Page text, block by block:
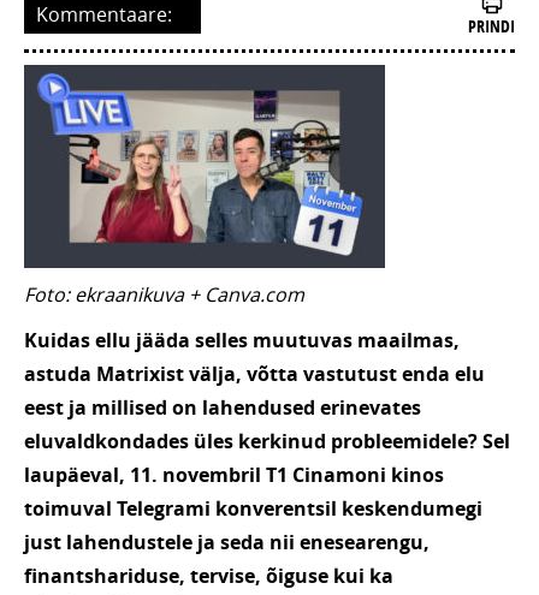
Kommentaare: PRINDI
Foto: ekraanikuva + Canva.com
Kuidas ellu jääda selles muutuvas maailmas,
astuda Matrixist välja, võtta vastutust enda elu
eest ja millised on lahendused erinevates
eluvaldkondades üles kerkinud probleemidele? Sel
laupäeval, 11. novembril T1 Cinamoni kinos
toimuval Telegrami konverentsil keskendumegi
just lahendustele ja seda nii enesearengu,
finantshariduse, tervise, õiguse kui ka